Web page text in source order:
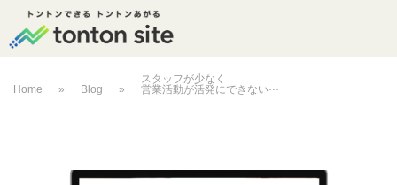
Home » Blog »
スタッフが少なく
営業活動が活発にできない⋯